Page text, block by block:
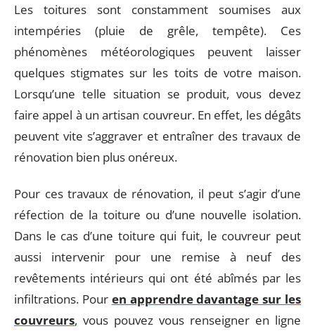
Les toitures sont constamment soumises aux
intempéries (pluie de grêle, tempête). Ces
phénomènes météorologiques peuvent laisser
quelques stigmates sur les toits de votre maison.
Lorsqu’une telle situation se produit, vous devez
faire appel à un artisan couvreur. En effet, les dégâts
peuvent vite s’aggraver et entraîner des travaux de
rénovation bien plus onéreux.
Pour ces travaux de rénovation, il peut s’agir d’une
réfection de la toiture ou d’une nouvelle isolation.
Dans le cas d’une toiture qui fuit, le couvreur peut
aussi intervenir pour une remise à neuf des
revêtements intérieurs qui ont été abîmés par les
infiltrations. Pour en apprendre davantage sur les
couvreurs, vous pouvez vous renseigner en ligne